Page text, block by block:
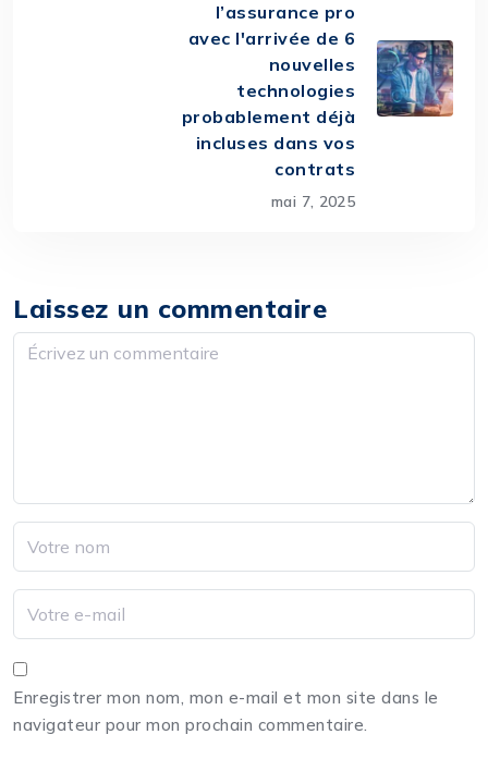
l’assurance pro
avec l'arrivée de 6
nouvelles
technologies
probablement déjà
incluses dans vos
contrats
mai 7, 2025
Laissez un commentaire
Enregistrer mon nom, mon e-mail et mon site dans le
navigateur pour mon prochain commentaire.